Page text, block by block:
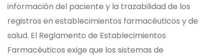
información del paciente y la trazabilidad de los
registros en establecimientos farmacéuticos y de
salud. El Reglamento de Establecimientos
Farmacéuticos exige que los sistemas de